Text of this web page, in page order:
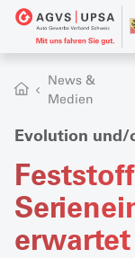
News &
Medien
Evolution und/
erwartet